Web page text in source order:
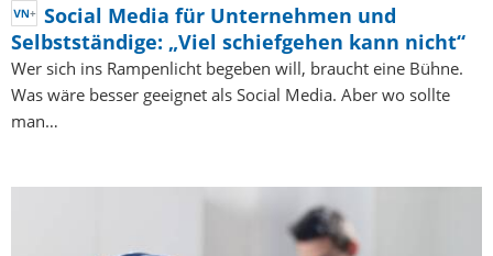
Social Media für Unternehmen und
Selbstständige: „Viel schiefgehen kann nicht“
Wer sich ins Rampenlicht begeben will, braucht eine Bühne.
Was wäre besser geeignet als Social Media. Aber wo sollte
man…